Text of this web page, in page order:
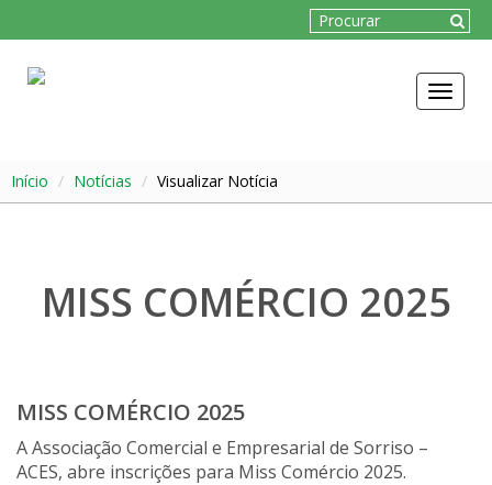
Toggle
Início Notícias Visualizar Notícia
MISS COMÉRCIO 2025
MISS COMÉRCIO 2025
A Associação Comercial e Empresarial de Sorriso –
ACES, abre inscrições para Miss Comércio 2025.